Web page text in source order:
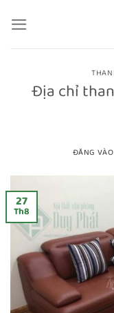
qua
Địa chỉ
ĐĂNG VÀO
27
Th8